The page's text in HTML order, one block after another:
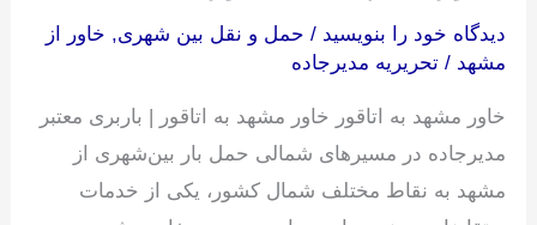
دیدگاه‌ خود را بنویسید / حمل و نقل بین شهری, خاور از
مشهد /تحریریه مدیرجاده
خاور مشهد به اتاقور خاور مشهد به اتاقور | باربری معتبر
مدیرجاده در مسیرهای شمالی حمل بار بین‌شهری از
مشهد به نقاط مختلف شمال کشور، یکی از خدمات